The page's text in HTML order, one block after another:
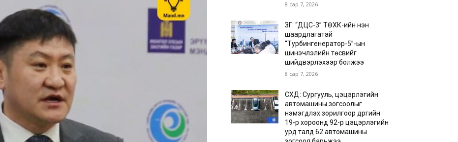
8 сар 7, 2026
ЗГ: “ДЦС-3” ТӨХК-ийн нэн
шаардлагатай
“Турбингенератор-5”-ын
шинэчлэлийн төсвийг
шийдвэрлэхээр болжээ
8 сар 7, 2026
СХД: Сургууль, цэцэрлэгийн
автомашины зогсоолыг
нэмэгдүүлэх зорилгоор дүүргийн
19-р хороонд 92-р цэцэрлэгийн
урд талд 62 автомашины